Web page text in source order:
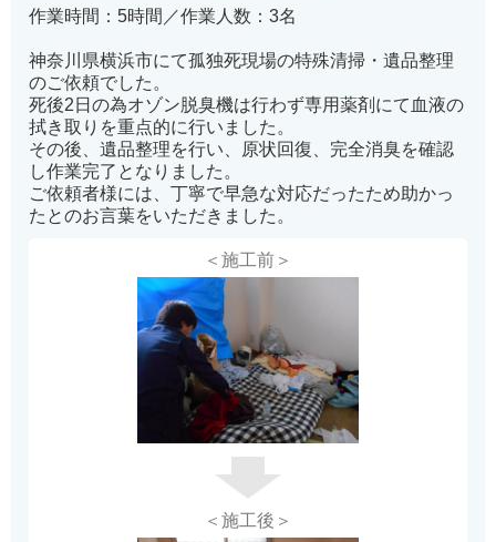
作業時間：5時間／作業人数：3名
神奈川県横浜市にて孤独死現場の特殊清掃・遺品整理
のご依頼でした。
死後2日の為オゾン脱臭機は行わず専用薬剤にて血液の
拭き取りを重点的に行いました。
その後、遺品整理を行い、原状回復、完全消臭を確認
し作業完了となりました。
ご依頼者様には、丁寧で早急な対応だったため助かっ
たとのお言葉をいただきました。
＜施工前＞
＜施工後＞